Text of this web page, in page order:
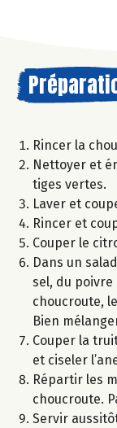
Rincer la
Nettoyer et
tiges vertes.
Laver et
Rincer et
Couper le
Dans un
sel, du poivre
choucroute,
Bien
Couper la
et ciseler
Répartir les
choucroute.
Servir